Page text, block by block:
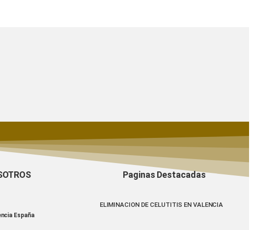
España
Paginas Destacadas
ELIMINACION DE CELUTITIS EN VALENCIA